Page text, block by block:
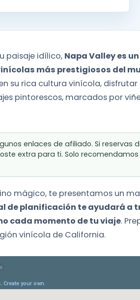
paisaje idílico, Napa Valley es
más prestigiosos del
su rica cultura vinícola,
pintorescos, marcados por
enlaces de afiliado. Si reservas
extra para ti. Solo
mágico, te presentamos un
de planificación te ayudará a
cada momento de tu viaje.
vinícola de California.